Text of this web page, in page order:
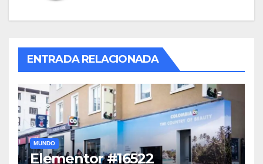
ENTRADA RELACIONADA
MUNDO
Elementor #16522